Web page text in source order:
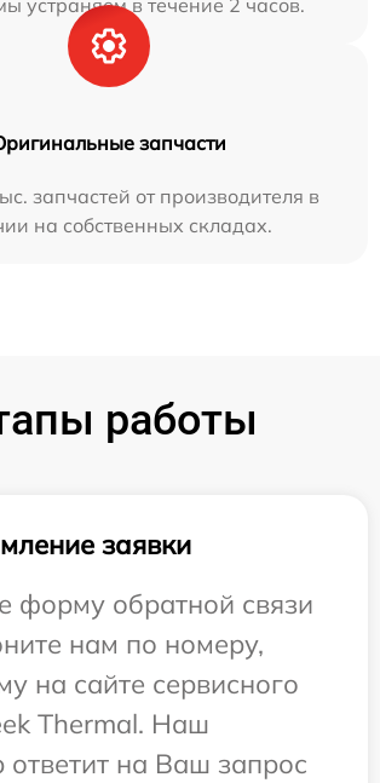
устраняем в течение 2 часов.
запчасти
запчастей от производителя в
на собственных складах.
работы
заявки
форму обратной связи
нам по номеру,
на сайте сервисного
Thermal. Наш
на Ваш запрос